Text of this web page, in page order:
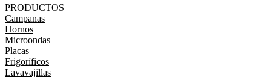
PRODUCTOS
Campanas
Hornos
Microondas
Placas
Frigoríficos
Lavavajillas